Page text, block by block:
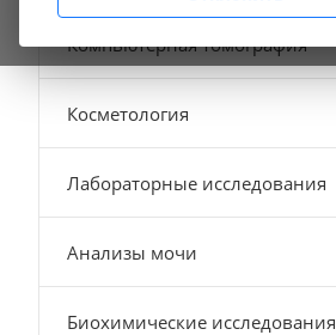
Компьютерная томография
Косметология
Лабораторные исследования
Анализы мочи
Биохимические исследования